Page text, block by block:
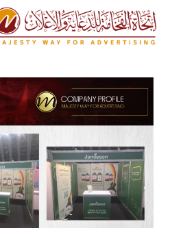
تخطي
إلى
المحتوى